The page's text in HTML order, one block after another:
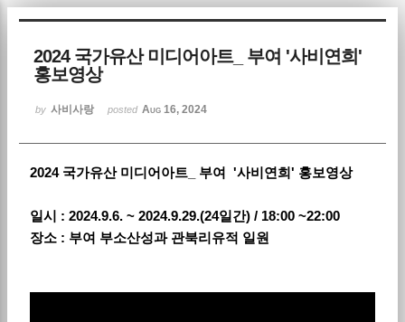
2024 국가유산 미디어아트_ 부여 '사비연희'
홍보영상
by 사비사랑 posted Aug 16, 2024
2024 국가유산 미디어아트_ 부여 '사비연희' 홍보영상
일시 : 2024.9.6. ~ 2024.9.29.(24일간) / 18:00 ~22:00
장소 : 부여 부소산성과 관북리유적 일원
Sketchbook5, 스케치북5
Sketchbook5, 스케치북5